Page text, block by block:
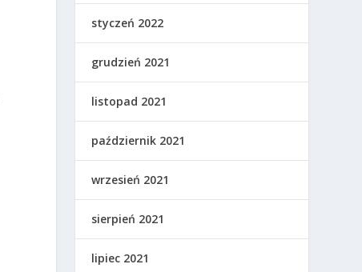
styczeń 2022
grudzień 2021
listopad 2021
październik 2021
wrzesień 2021
sierpień 2021
lipiec 2021